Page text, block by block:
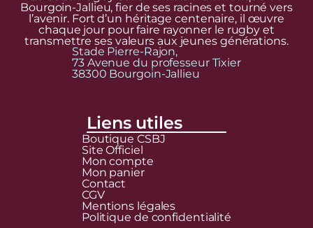
Bourgoin-Jallieu, fier de ses racines et tourné vers
l’avenir. Fort d’un héritage centenaire, il œuvre
chaque jour pour faire rayonner le rugby et
transmettre ses valeurs aux jeunes générations.
Stade Pierre-Rajon,
73 Avenue du professeur Tixier
38300 Bourgoin-Jallieu
Liens utiles
Boutique CSBJ
Site Officiel
Mon compte
Mon panier
Contact
CGV
Mentions légales
Politique de confidentialité